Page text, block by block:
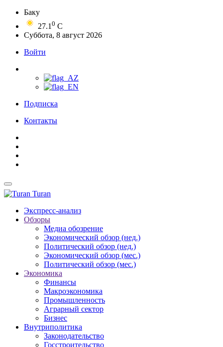
Баку
27.1 0 C
Суббота, 8 август 2026
Войти
Подписка
Контакты
Turan
Экспресс-анализ
Обзоры
Медиа обозрение
Экономический обзор (нед.)
Политический обзор (нед.)
Экономический обзор (мес.)
Политический обзор (мес.)
Экономика
Финансы
Макроэкономика
Промышленность
Аграрный сектор
Бизнес
Внутриполитика
Законодательство
Госстроительство